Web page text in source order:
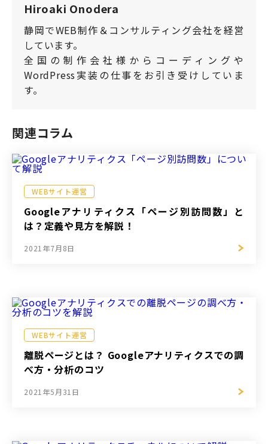
Hiroaki Onodera
静岡でWEB制作＆コンサルティング会社を経営
しています。
全国の制作会社様からコーディングや
WordPress実装の仕事をお引き受けしていま
す。
関連コラム
WEBサイト運営
Googleアナリティクス「ページ別訪問数」と
は？定義や見方を解説！
2021年7月8日
WEBサイト運営
離脱ページとは？ Googleアナリティクスでの調
べ方・分析のコツ
2021年5月31日